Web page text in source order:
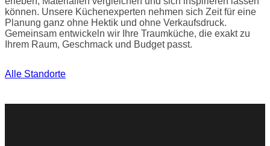
können. Unsere Küchenexperten nehmen sich Zeit für eine
Planung ganz ohne Hektik und ohne Verkaufsdruck.
Gemeinsam entwickeln wir Ihre Traumküche, die exakt zu
Ihrem Raum, Geschmack und Budget passt.
Alle Standorte